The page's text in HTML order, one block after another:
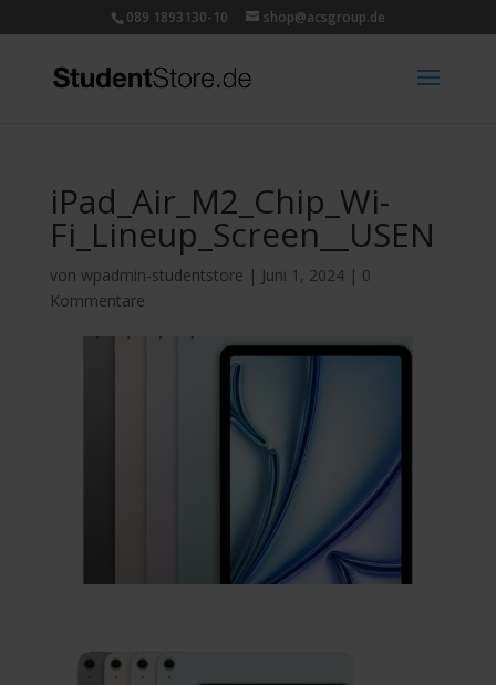
089 1893130-10 shop@acsgroup.de
iPad_Air_M2_Chip_Wi-
Fi_Lineup_Screen__USEN
von wpadmin-studentstore | Juni 1, 2024| 0
Kommentare